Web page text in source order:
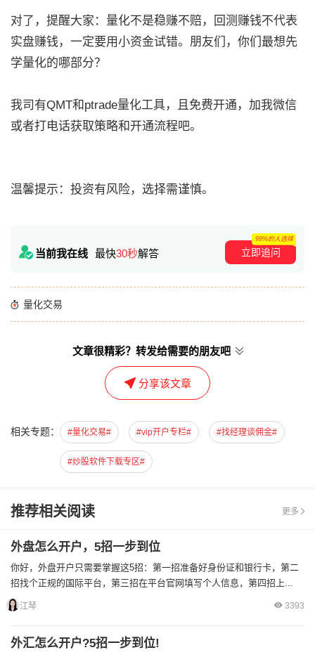
对了，提醒大家：量化不是稳赚不赔，回测赚钱不代表
实盘赚钱，一定要用小资金试错。朋友们，你们最想先
学量化的哪部分？
我司有QMT和ptrade量化工具，且免费开通，加我微信
或者打电话获取策略和开通流程吧。
温馨提示：投资有风险，选择需谨慎。
当前我在线 最快30秒解答 立即追问
99%的人选择
量化交易
文章很精彩？转发给需要的朋友吧
分享该文章
相关专题： #量化交易# #vip开户专栏# #找经理谈佣金#
#炒股软件下载专区#
推荐相关阅读 更多
外盘怎么开户，5招一步到位
你好，外盘开户只需要掌握这5招：第一招准备好身份证和银行卡，第二
招找个正规的国际平台，第三招在平台官网填写个人信息，第四招上...
江琴 3393
外汇怎么开户?5招一步到位!